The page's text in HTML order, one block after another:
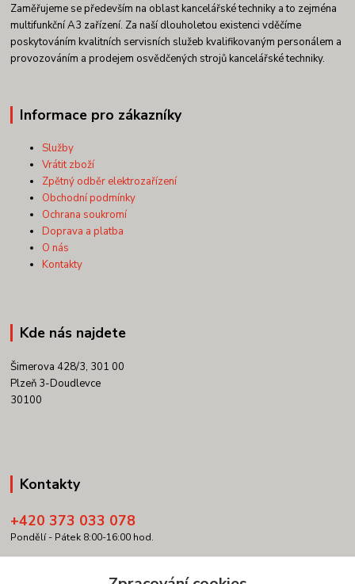
Zaměřujeme se především na oblast kancelářské techniky a to zejména
multifunkční A3 zařízení. Za naší dlouholetou existenci vděčíme
poskytováním kvalitních servisních služeb kvalifikovaným personálem a
provozováním a prodejem osvědčených strojů kancelářské techniky.
Informace pro zákazníky
Služby
Vrátit zboží
Zpětný odběr elektrozařízení
Obchodní podmínky
Ochrana soukromí
Doprava a platba
O nás
Kontakty
Kde nás najdete
Šimerova 428/3, 301 00
Plzeň 3-Doudlevce
30100
Kontakty
+420 373 033 078
Pondělí - Pátek 8:00-16:00 hod.